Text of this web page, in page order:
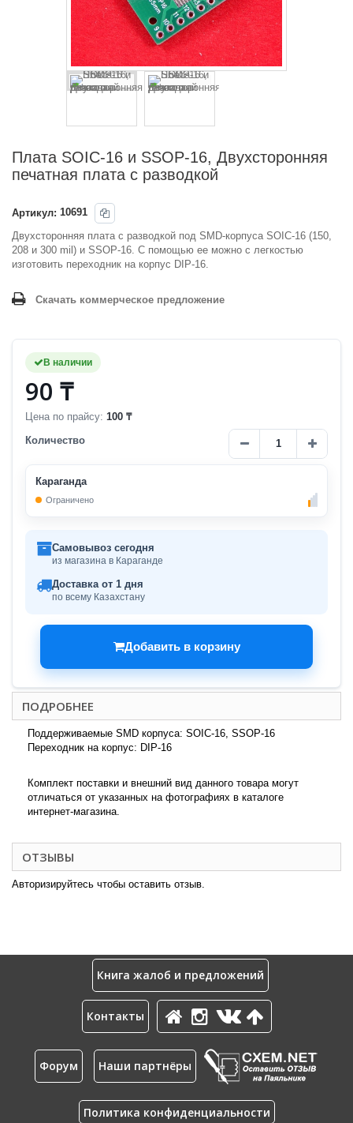
Плата SOIC-16 и SSOP-16, Двухсторонняя
печатная плата с разводкой
Артикул: 10691
Двухсторонняя плата с разводкой под SMD-корпуса SOIC-16 (150,
208 и 300 mil) и SSOP-16. С помощью ее можно с легкостью
изготовить переходник на корпус DIP-16.
Скачать коммерческое предложение
В наличии
90 ₸
Цена по прайсу: 100 ₸
Количество
Караганда
Ограничено
Самовывоз сегодня
из магазина в Караганде
Доставка от 1 дня
по всему Казахстану
Добавить в корзину
ПОДРОБНЕЕ
Поддерживаемые SMD корпуса: SOIC-16, SSOP-16
Переходник на корпус: DIP-16
Комплект поставки и внешний вид данного товара могут
отличаться от указанных на фотографиях в каталоге
интернет-магазина.
ОТЗЫВЫ
Авторизируйтесь чтобы оставить отзыв.
Книга жалоб и предложений
Контакты
Форум Наши партнёры
Политика конфиденциальности